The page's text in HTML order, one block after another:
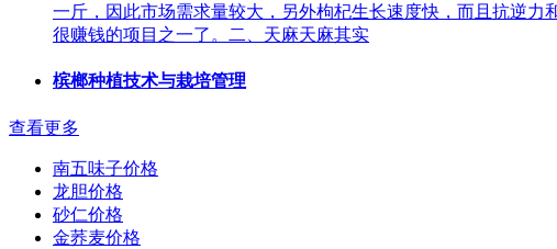
一斤，因此市场需求量较大，另外枸杞生长速度快，而且抗逆
很赚钱的项目之一了。二、天麻天麻其实
槟榔种植技术与栽培管理
查看更多
南五味子价格
龙胆价格
砂仁价格
金荞麦价格